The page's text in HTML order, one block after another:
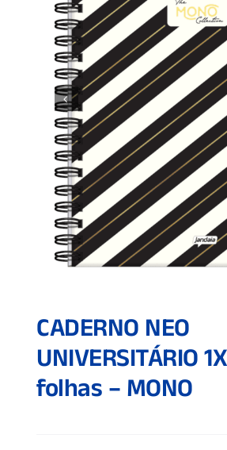
CADERNO NEO
UNIVERSITÁRIO
folhas – MONO